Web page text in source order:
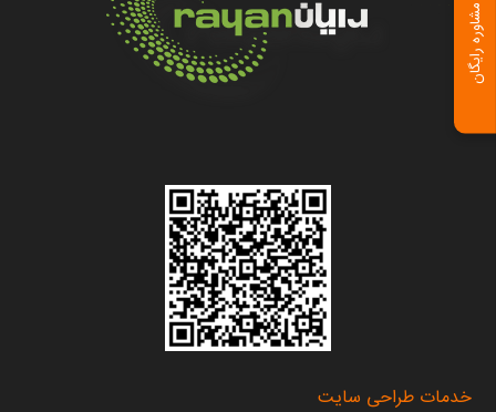
مشاوره رایگان
خدمات طراحی سایت